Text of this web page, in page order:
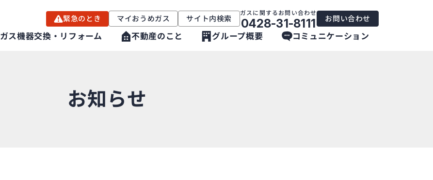
緊急のとき マイおうめガス サイト内検索
ガスに関するお問い合わせ
0428-31-8111 お問い合わせ
ガス機器交換・リフォーム 不動産のこと グループ概要 コミュニケーション
お知らせ